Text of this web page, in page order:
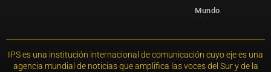
Mundo
IPS es una institución internacional de comunicación cuyo eje es una
agencia mundial de noticias que amplifica las voces del Sur y de la